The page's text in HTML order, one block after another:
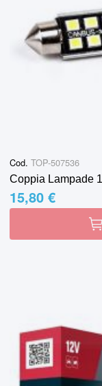
Cod. TOP-507536
Coppia Lampade
15,80 €